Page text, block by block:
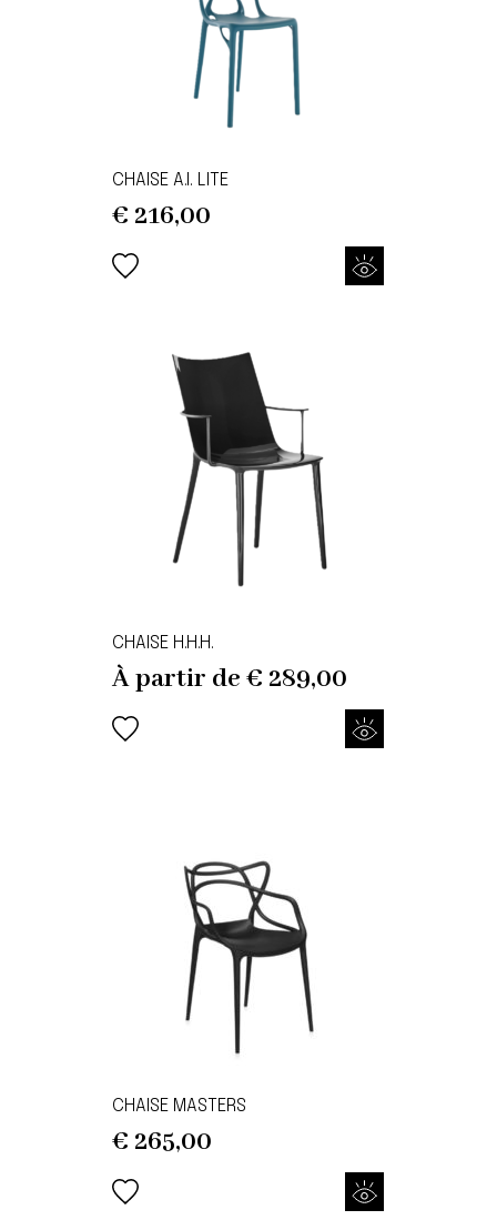
CHAISE A.I. LITE
€ 216,00
CHAISE H.H.H.
À partir de€ 289,00
CHAISE MASTERS
€ 265,00